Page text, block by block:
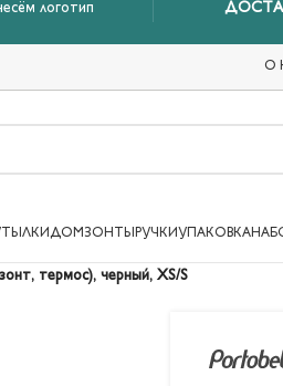
логотип
О
ДОМ ЗОНТЫ РУЧКИ УПАКОВКА
термос), черный, XS/S